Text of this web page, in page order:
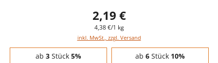
2,19 €
4,38 €/1 kg
inkl. MwSt., zzgl. Versand
Staffelpreise - Mengenrabatt
ab 3Stück 5% ab 6Stück 10%